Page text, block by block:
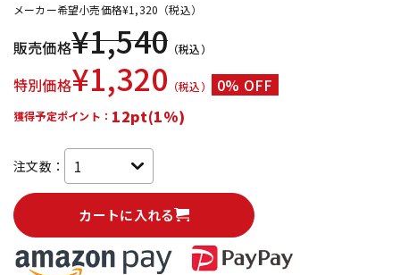
メーカー希望小売価格¥1,320 （税込）
販売価格¥1,540 （税込）
特別価格¥1,320 （税込） 0% OFF
獲得予定ポイント： 12pt(1%)
注文数：
カートに入れる